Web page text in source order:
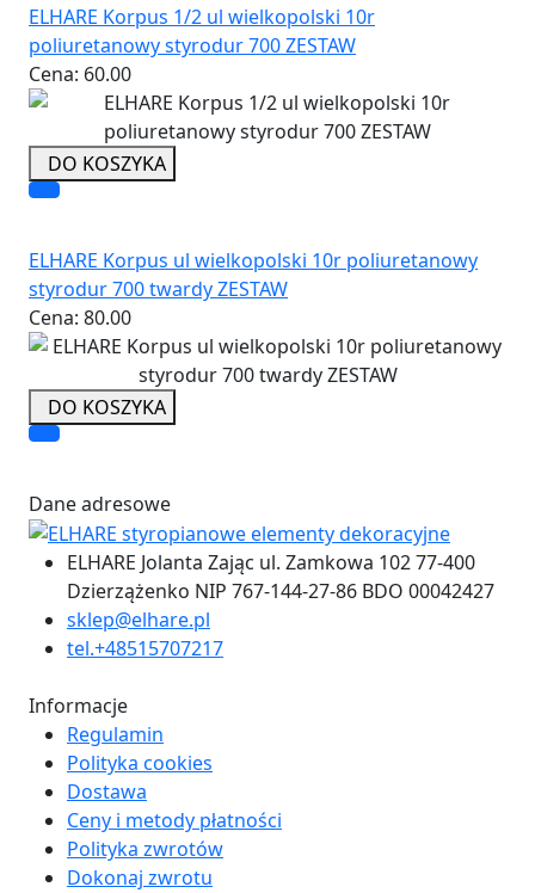
ELHARE Korpus 1/2 ul wielkopolski 10r
poliuretanowy styrodur 700 ZESTAW
Cena: 60.00
DO KOSZYKA
ELHARE Korpus ul wielkopolski 10r poliuretanowy
styrodur 700 twardy ZESTAW
Cena: 80.00
DO KOSZYKA
Dane adresowe
ELHARE Jolanta Zając ul. Zamkowa 102 77-400
Dzierzążenko NIP 767-144-27-86 BDO 00042427
sklep@elhare.pl
tel.+48515707217
Informacje
Regulamin
Polityka cookies
Dostawa
Ceny i metody płatności
Polityka zwrotów
Dokonaj zwrotu